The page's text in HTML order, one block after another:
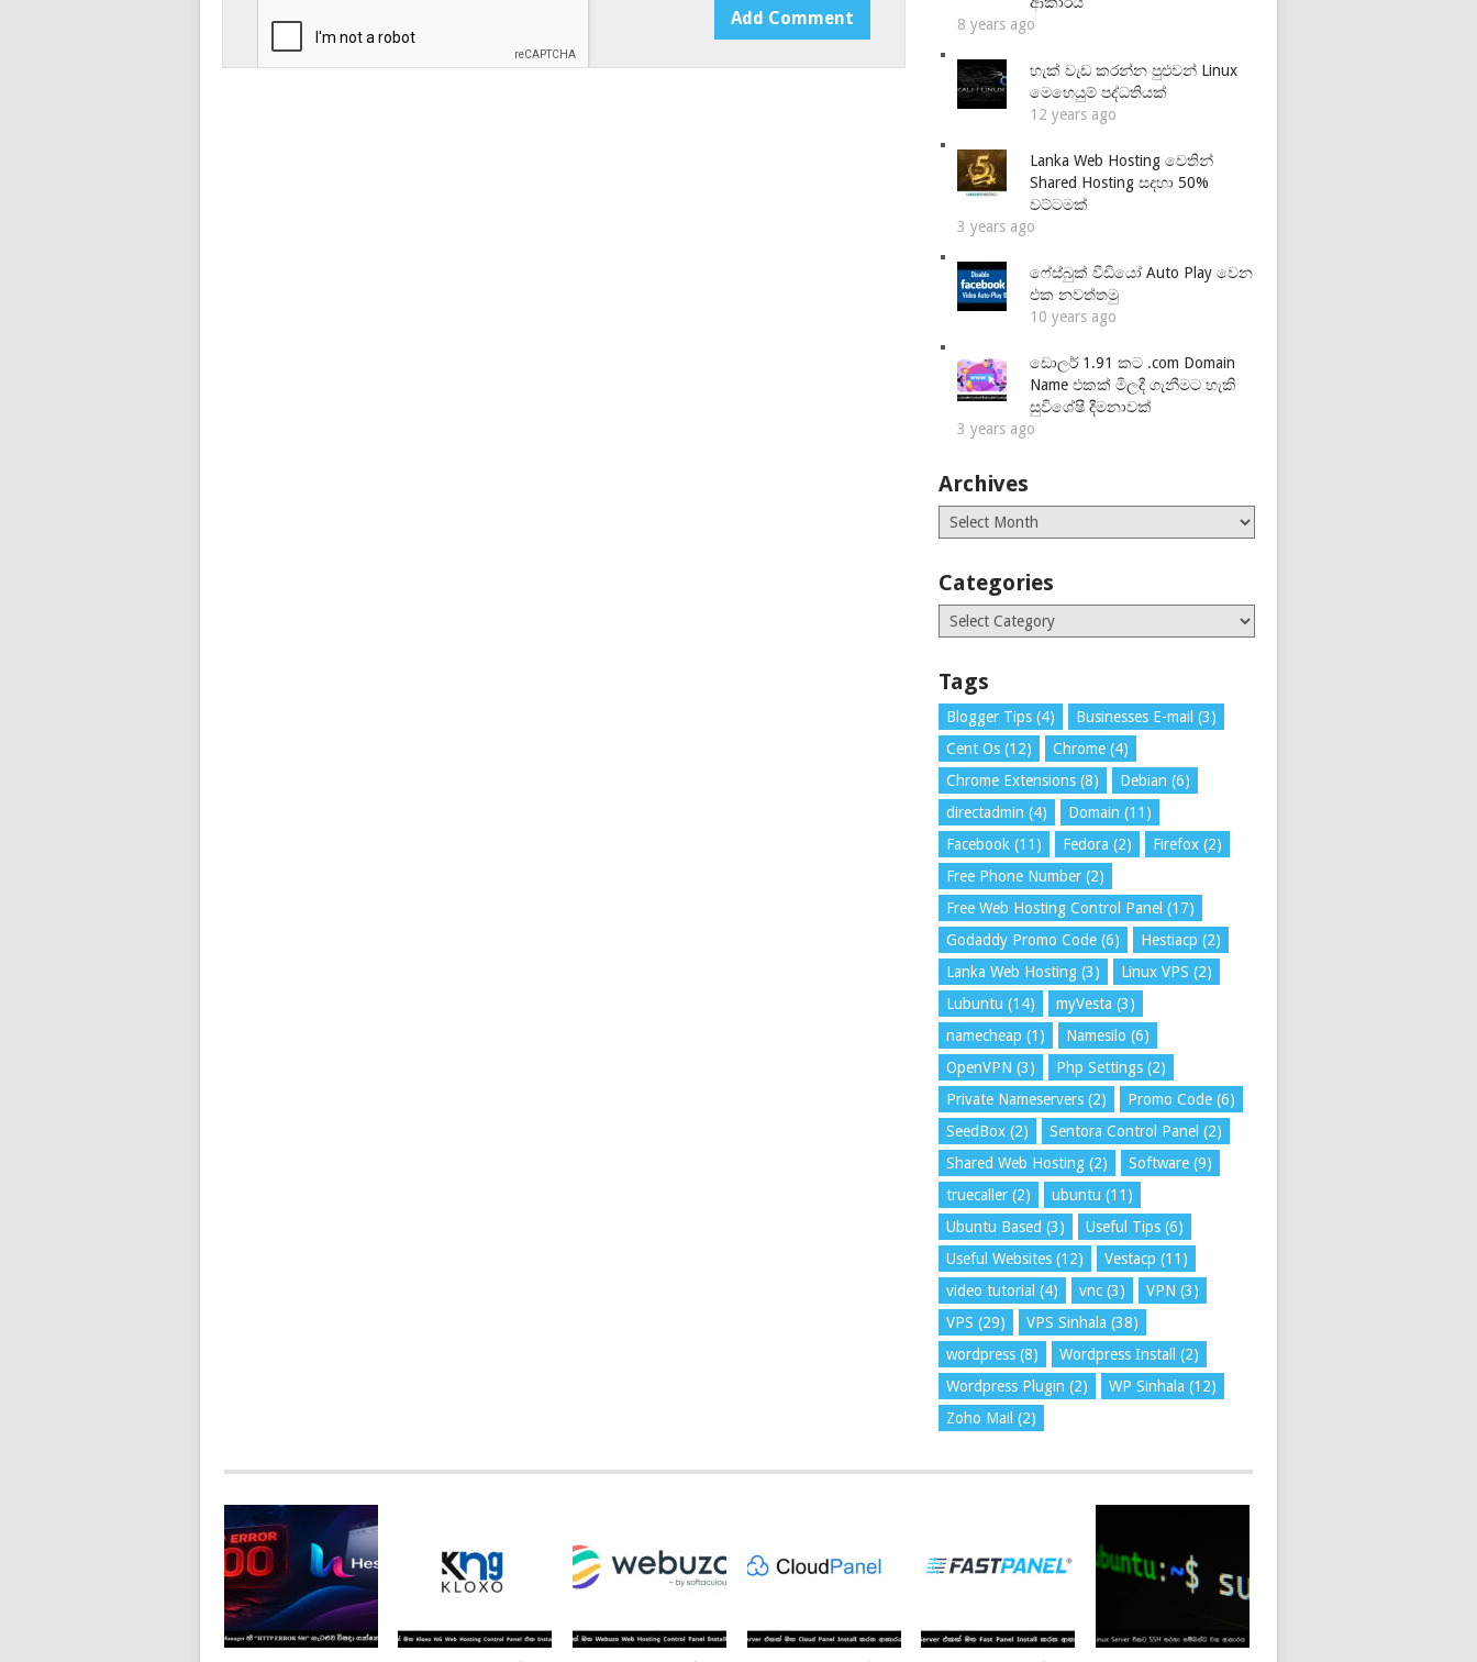
8 years ago
හැක් වැඩ කරන්න පුළුවන් Linux
මෙහෙයුම් පද්ධතියක්
12 years ago
Lanka Web Hosting වෙතින්
Shared Hosting සදහා 50%
වට්ටමක්
3 years ago
ෆේස්බුක් වීඩියෝ Auto Play වෙන
එක නවත්තමු
10 years ago
ඩොලර් 1.91 කට .com Domain
Name එකක් මිලදී ගැනීමට හැකි
සුවිශේෂී දීමනාවක්
3 years ago
Archives
Archives
Categories
Categories
Tags
Blogger Tips (4) Businesses E-mail (3)
Cent Os (12) Chrome (4)
Chrome Extensions (8) Debian (6)
directadmin (4) Domain (11)
Facebook (11) Fedora (2) Firefox (2)
Free Phone Number (2)
Free Web Hosting Control Panel (17)
Godaddy Promo Code (6) Hestiacp (2)
Lanka Web Hosting (3) Linux VPS (2)
Lubuntu (14) myVesta (3)
namecheap (1) Namesilo (6)
OpenVPN (3) Php Settings (2)
Private Nameservers (2) Promo Code (6)
SeedBox (2) Sentora Control Panel (2)
Shared Web Hosting (2) Software (9)
truecaller (2) ubuntu (11)
Ubuntu Based (3) Useful Tips (6)
Useful Websites (12) Vestacp (11)
video tutorial (4) vnc (3) VPN (3)
VPS (29) VPS Sinhala (38)
wordpress (8) Wordpress Install
(2)
Wordpress Plugin (2) WP Sinhala (12)
Zoho Mail (2)